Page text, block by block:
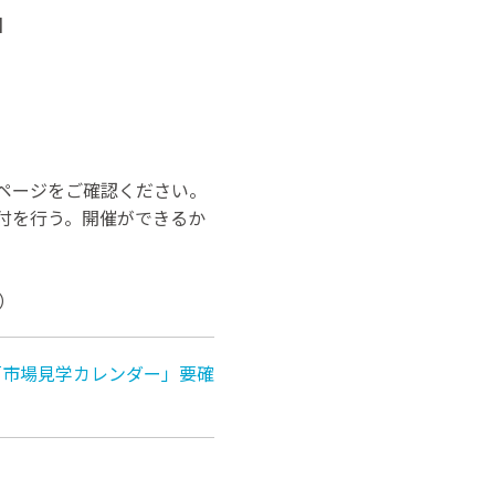
ジをご確認ください。
を行う。開催ができるか
場見学カレンダー」要確